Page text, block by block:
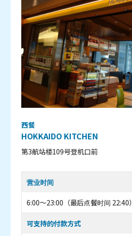
西餐
HOKKAIDO KITCHEN
第3航站楼109号登机口前
营业时间
6:00〜23:00（最后点餐时间 22:40）
可支持的付款方式